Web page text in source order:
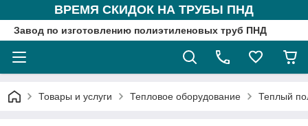
ВРЕМЯ СКИДОК НА ТРУБЫ ПНД
Завод по изготовлению полиэтиленовых труб ПНД
Товары и услуги Тепловое оборудование Теплый